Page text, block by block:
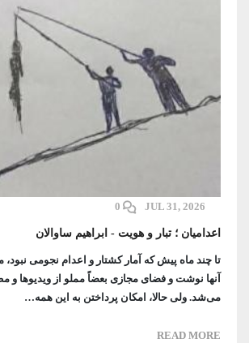
JUL 31, 2026
0
اعدامیان ؛ تبار و هویت - ابراهیم ساوالان
تا چند ماه پیش که آمار کشتار و اعدام نجومی
آنها نوشت و فضای مجازی بعضاً مملو از ویدیوها و
می‌شد. ولی حالا، امکان پرداختن به این همه…
READ MORE